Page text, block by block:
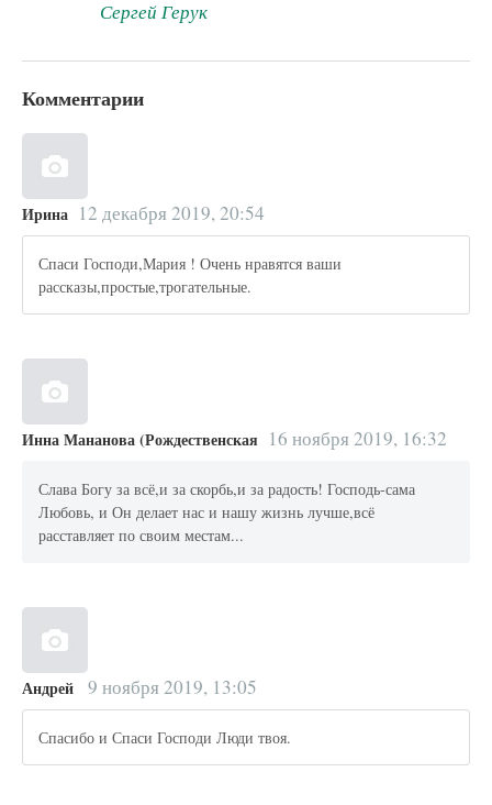
Сергей Герук
Комментарии
Ирина 12 декабря 2019, 20:54
Спаси Господи,Мария ! Очень нравятся ваши
рассказы,простые,трогательные.
Инна Мананова (Рождественская 16 ноября 2019, 16:32
Слава Богу за всё,и за скорбь,и за радость! Господь-сама
Любовь, и Он делает нас и нашу жизнь лучше,всё
расставляет по своим местам...
Андрей 9 ноября 2019, 13:05
Спасибо и Спаси Господи Люди твоя.